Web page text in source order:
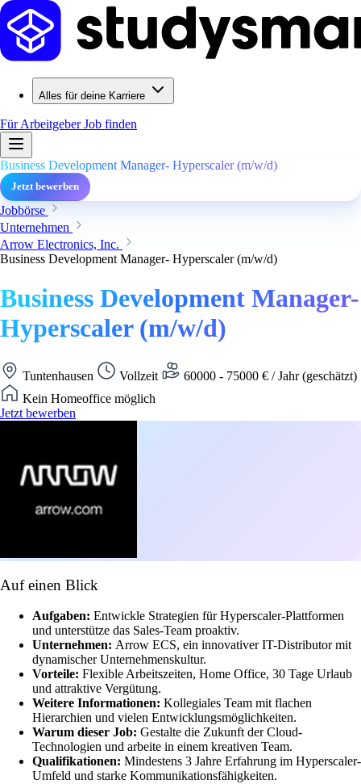
Alles für deine Karriere
Für ArbeitgeberJob finden
Business Development Manager- Hyperscaler (m/w/d)
Jetzt bewerben
Jobbörse
Unternehmen
Arrow Electronics, Inc.
Business Development Manager- Hyperscaler (m/w/d)
Business Development Manager-
Hyperscaler (m/w/d)
Tuntenhausen Vollzeit
60000 - 75000 € / Jahr (geschätzt)
Kein Homeoffice möglich
Jetzt bewerben
Auf einen Blick
Aufgaben: Entwickle Strategien für Hyperscaler-Plattformen
und unterstütze das Sales-Team proaktiv.
Unternehmen: Arrow ECS, ein innovativer IT-Distributor mit
dynamischer Unternehmenskultur.
Vorteile: Flexible Arbeitszeiten, Home Office, 30 Tage Urlaub
und attraktive Vergütung.
Weitere Informationen: Kollegiales Team mit flachen
Hierarchien und vielen Entwicklungsmöglichkeiten.
Warum dieser Job: Gestalte die Zukunft der Cloud-
Technologien und arbeite in einem kreativen Team.
Qualifikationen: Mindestens 3 Jahre Erfahrung im Hyperscaler-
Umfeld und starke Kommunikationsfähigkeiten.